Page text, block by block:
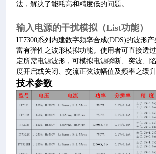
法，解决了能耗高和精度低的问题。
输入电源的干扰模拟（List功能）
IT7300系列内建数字频率合成(DDS)的波形
富有弹性之波形模拟功能。使用者可直接透
定所需电源波形，可模拟电源瞬断、突波、
度开启或关闭、交流正弦波幅值及频率之缓升
技术参数